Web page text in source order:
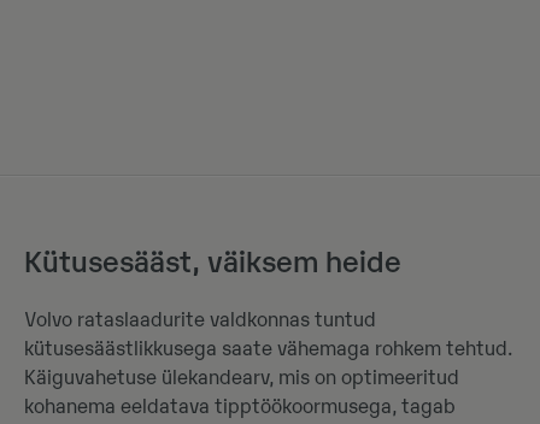
Kütusesääst, väiksem heide
Volvo rataslaadurite valdkonnas tuntud
kütusesäästlikkusega saate vähemaga rohkem tehtud.
Käiguvahetuse ülekandearv, mis on optimeeritud
kohanema eeldatava tipptöökoormusega, tagab